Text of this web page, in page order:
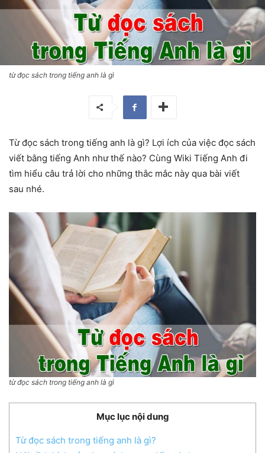
từ đọc sách trong tiếng anh là gì
Từ đọc sách trong tiếng anh là gì? Lợi ích của việc đọc sách
viết bằng tiếng Anh như thế nào? Cùng Wiki Tiếng Anh đi
tìm hiểu câu trả lời cho những thắc mắc này qua bài viết
sau nhé.
từ đọc sách trong tiếng anh là gì
Mục lục nội dung
Từ đọc sách trong tiếng anh là gì?